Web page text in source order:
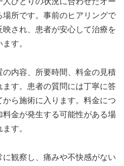
所です。事前のヒアリングで
され、患者が安心して治療を
す。
内容、所要時間、料金の見積
ます。患者の質問には丁寧に答
から施術に入ります。料金につ
金が発生する可能性がある場
す。
観察し、痛みや不快感がない